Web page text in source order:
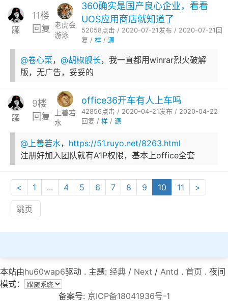
嚻
11楼
回复 老虎会
游泳
360确实是国产良心企业，看看
UOS应用商店就知道了
52058点击 / 2020-07-21发布 / 2020-07-21回
复 / 样/ 源
@卷心菜， @胡椒舰长，我一直都用winrar烈火破解
版，无广告，妥妥的
嚻
9楼
回复
上善若
水
office36开车有人上车吗
42856点击 / 2020-04-21发布 / 2020-04-22
回复 / 样/ 源
@上善若水， https://51.ruyo.net/8263.html
注册好加入团队就有A1P权限，基本上office全套
< 1 ... 4 5 6 7 8 9 10 11 >
本站由hu60wap6驱动 . 主题: 经典 / Next / Antd . 首页 . 夜间
模式：
备案号: 京ICP备18041936号-1